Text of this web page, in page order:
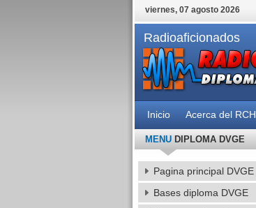
viernes, 07 agosto 2026
Radioaficionados
Inicio Acerca del RCH
MENUDIPLOMA DVGE
Pagina principal DVGE
Bases diploma DVGE